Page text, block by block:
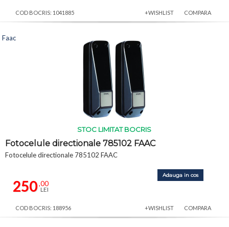
COD BOCRIS: 1041885 +WISHLIST COMPARA
STOC LIMITAT BOCRIS
Fotocelule directionale 785102 FAAC
Fotocelule directionale 785102 FAAC
250,00
LEI
Adauga in cos
Faac
COD BOCRIS: 188956 +WISHLIST COMPARA